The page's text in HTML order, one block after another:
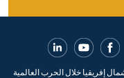
إفريقيا خلال الحرب العالمية